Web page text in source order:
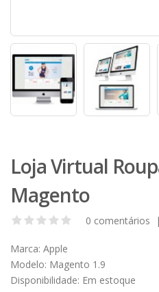
Loja Virtual
Magento
0 comentários
Marca: Apple
Modelo: Magento 1.9
Disponibilidade: Em estoque